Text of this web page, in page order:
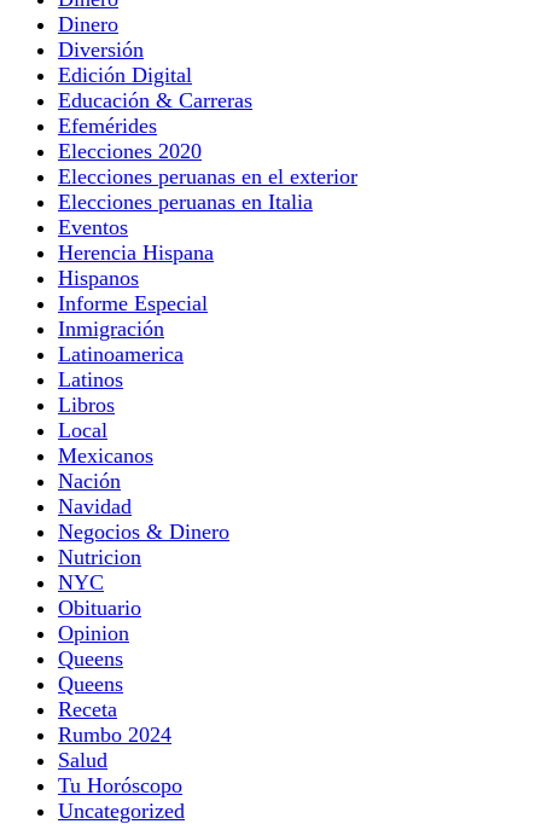
Dinero
Diversión
Edición Digital
Educación & Carreras
Efemérides
Elecciones 2020
Elecciones peruanas en el exterior
Elecciones peruanas en Italia
Eventos
Herencia Hispana
Hispanos
Informe Especial
Inmigración
Latinoamerica
Latinos
Libros
Local
Mexicanos
Nación
Navidad
Negocios & Dinero
Nutricion
NYC
Obituario
Opinion
Queens
Queens
Receta
Rumbo 2024
Salud
Tu Horóscopo
Uncategorized